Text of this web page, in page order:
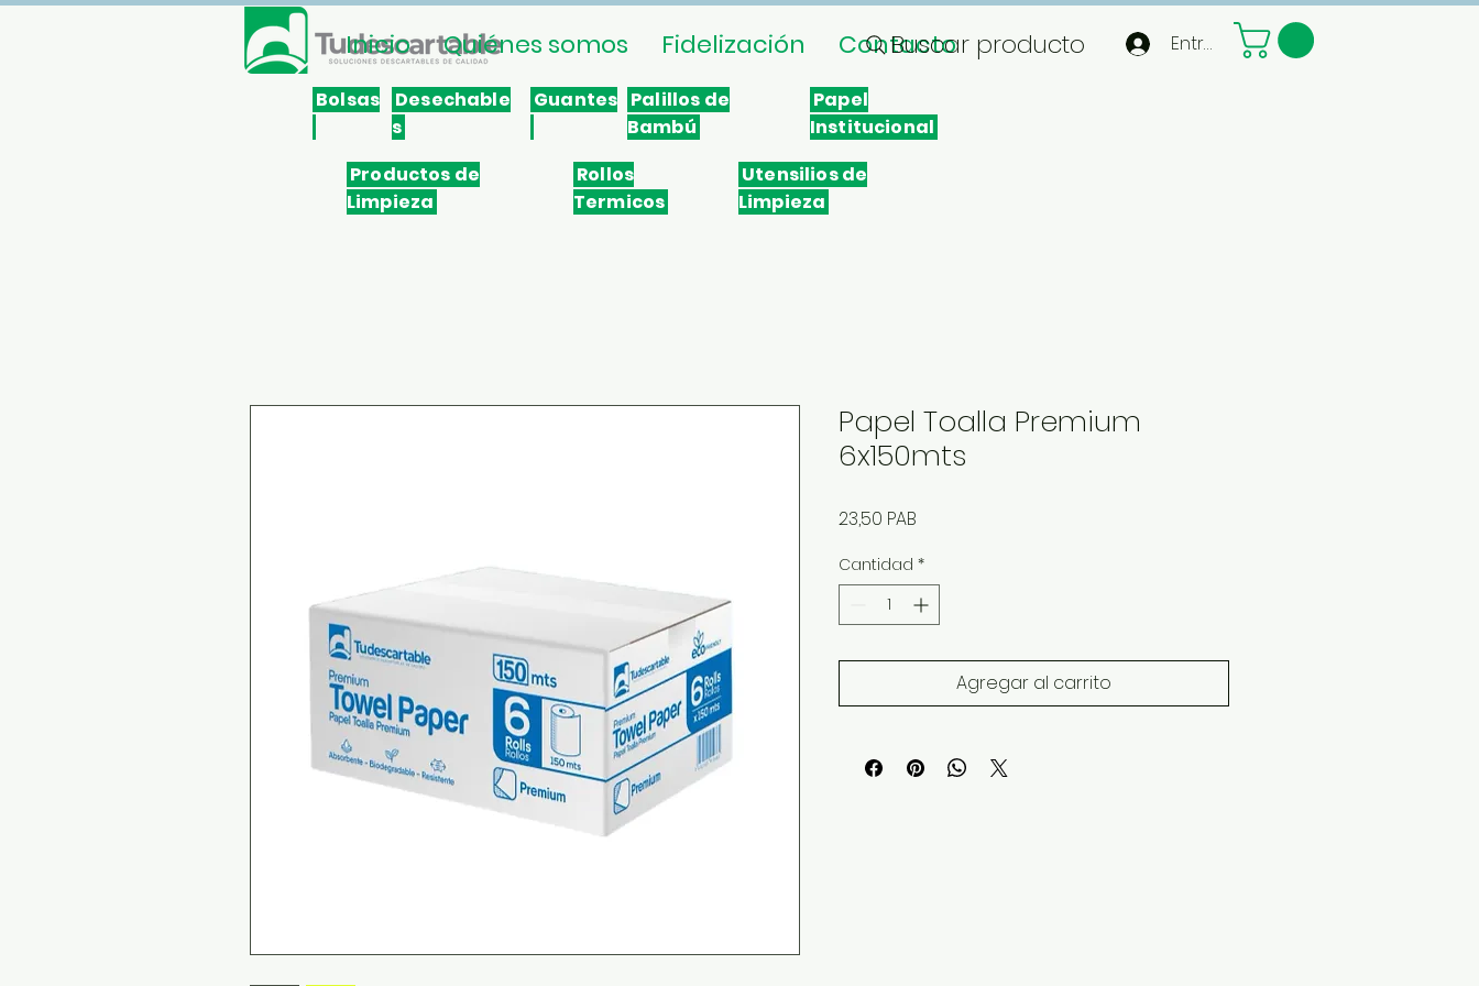
Inicio Quiénes somos Fidelización Contacto
Bolsas
Desechable
s
Guantes Palillos de
Bambú
Papel
Institucional
Productos de
Limpieza
Rollos
Termicos
Utensilios de
Limpieza
Buscar producto Entrar
Papel Toalla Premium
6x150mts
23,50 PAB
Cantidad *
Agregar al carrito